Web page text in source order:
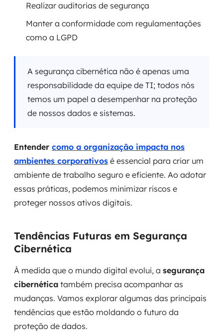
Realizar auditorias de segurança
Manter a conformidade com regulamentações
como a LGPD
A segurança cibernética não é apenas uma
responsabilidade da equipe de TI; todos nós
temos um papel a desempenhar na proteção
de nossos dados e sistemas.
Entender como a organização impacta nos
ambientes corporativos é essencial para criar um
ambiente de trabalho seguro e eficiente. Ao adotar
essas práticas, podemos minimizar riscos e
proteger nossos ativos digitais.
Tendências Futuras em Segurança
Cibernética
À medida que o mundo digital evolui, a segurança
cibernética também precisa acompanhar as
mudanças. Vamos explorar algumas das principais
tendências que estão moldando o futuro da
proteção de dados.